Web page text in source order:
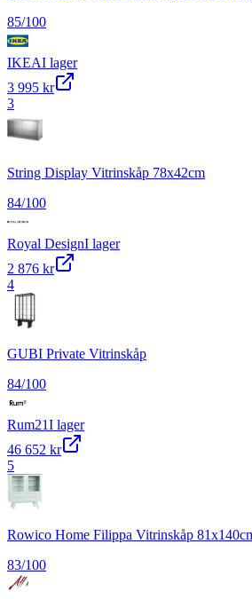
85/100
IKEAI lager
3 995 kr
3
String Display Vitrinskåp 78x42cm
84/100
Royal DesignI lager
2 876 kr
4
GUBI Private Vitrinskåp
84/100
Rum21I lager
46 652 kr
5
Rowico Home Filippa Vitrinskåp
83/100